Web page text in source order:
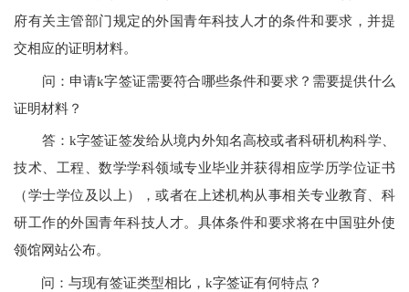
府有关主管部门规定的外国青年科技人才的条件和要求，并提
交相应的证明材料。
问：申请k字签证需要符合哪些条件和要求？需要提供什么
证明材料？
答：k字签证签发给从境内外知名高校或者科研机构科学、
技术、工程、数学学科领域专业毕业并获得相应学历学位证书
（学士学位及以上），或者在上述机构从事相关专业教育、科
研工作的外国青年科技人才。具体条件和要求将在中国驻外使
领馆网站公布。
问：与现有签证类型相比，k字签证有何特点？